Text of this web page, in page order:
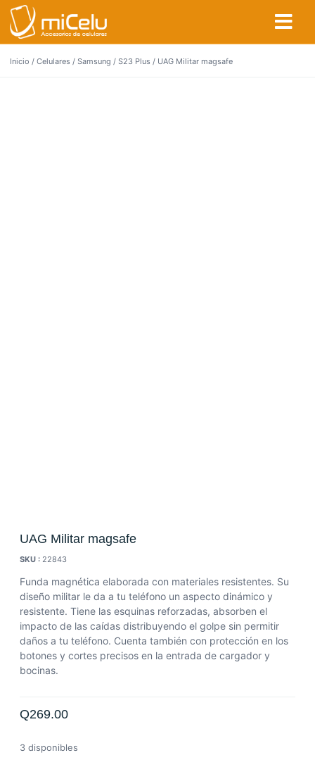
Inicio / Celulares / Samsung / S23 Plus / UAG Militar magsafe
UAG Militar magsafe
SKU : 22843
Funda magnética elaborada con materiales resistentes. Su
diseño militar le da a tu teléfono un aspecto dinámico y
resistente. Tiene las esquinas reforzadas, absorben el
impacto de las caídas distribuyendo el golpe sin permitir
daños a tu teléfono. Cuenta también con protección en los
botones y cortes precisos en la entrada de cargador y
bocinas.
Q269.00
3 disponibles